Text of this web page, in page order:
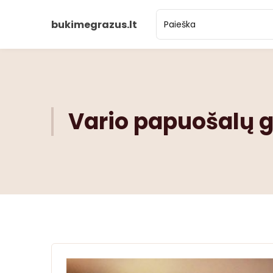
bukimegrazus.lt
Vario papuošalų